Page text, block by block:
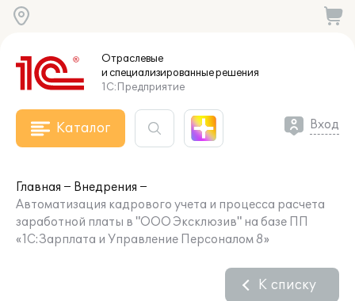
Отраслевые
и специализированныерешения
1С:Предприятие
Каталог Вход
Главная
Внедрения
Автоматизация кадрового учета и процесса расчета
заработной платы в "ООО Эксклюзив" на базе ПП
«1С:Зарплата и Управление Персоналом 8»
К списку